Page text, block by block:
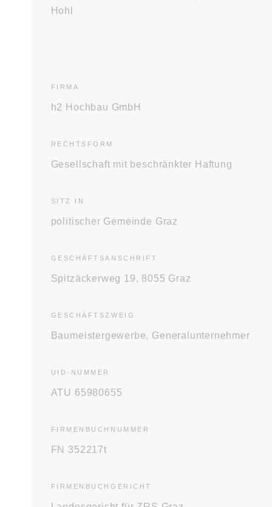
Hohl
FIRMA
h2 Hochbau GmbH
RECHTS­FORM
Gesellschaft mit beschränkter Haftung
SITZ IN
politischer Gemeinde Graz
GESCHÄFTS­ANSCHRIFT
Spitzäckerweg 19, 8055 Graz
GESCHÄFTS­ZWEIG
Baumeistergewerbe, Generalunternehmer
UID-NUMMER
ATU 65980655
FIRMENBUCH­NUMMER
FN 352217t
FIRMENBUCH­GERICHT